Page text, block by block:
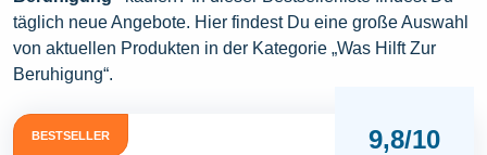
täglich neue Angebote. Hier findest Du eine große Auswahl
von aktuellen Produkten in der Kategorie „Was Hilft Zur
Beruhigung“.
BESTSELLER 9,8/10